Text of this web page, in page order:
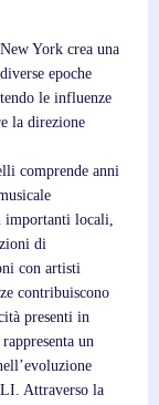
York crea una
epoche
le influenze
la direzione
comprende anni
importanti locali,
di
con artisti
contribuiscono
presenti in
un
Attraverso la